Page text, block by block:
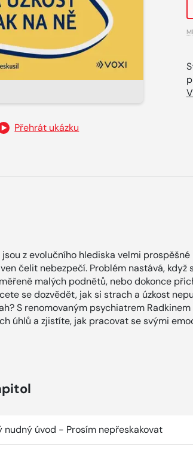
Přehrát ukázku
jsou z evolučního hlediska velmi
čelit nebezpečí. Problém nastává,
malých podnětů, nebo dokonce
se dozvědět, jak si strach a úzkost
S renomovaným psychiatrem
úhlů a zjistíte, jak pracovat se svými
nudný úvod - Prosím nepřeskakovat